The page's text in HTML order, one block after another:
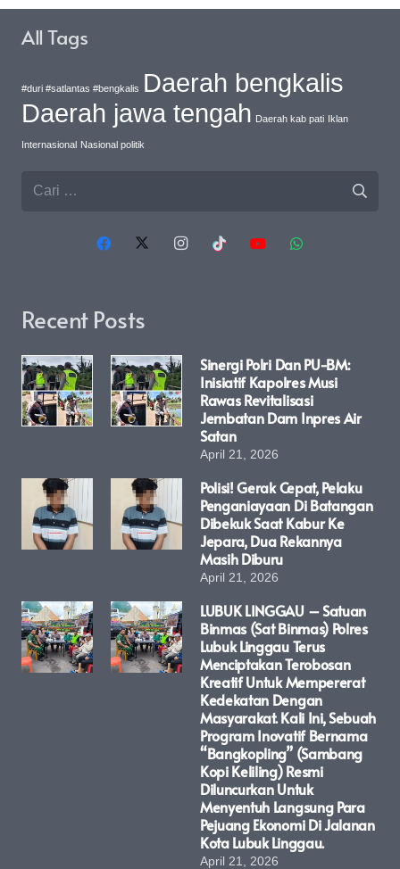
Recent Posts
Sinergi Polri Dan PU-BM:
Inisiatif Kapolres Musi
Rawas Revitalisasi
Jembatan Dam Inpres Air
Satan
April 21, 2026
Polisi! Gerak Cepat, Pelaku
Penganiayaan Di Batangan
Dibekuk Saat Kabur Ke
Jepara, Dua Rekannya
Masih Diburu
April 21, 2026
LUBUK LINGGAU – Satuan
Binmas (Sat Binmas) Polres
Lubuk Linggau Terus
Menciptakan Terobosan
Kreatif Untuk Mempererat
Kedekatan Dengan
Masyarakat. Kali Ini, Sebuah
Program Inovatif Bernama
“Bangkopling” (Sambang
Kopi Keliling) Resmi
Diluncurkan Untuk
Menyentuh Langsung Para
Pejuang Ekonomi Di Jalanan
Kota Lubuk Linggau.
April 21, 2026
All Tags
#duri #satlantas #bengkalis Daerah bengkalis
Daerah jawa tengah Daerah kab pati Iklan
Internasional Nasional politik
Cari